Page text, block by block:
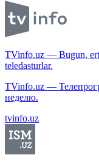
TVinfo.uz — Bugun,
teledasturlar.
TVinfo.uz —
неделю.
tvinfo.uz